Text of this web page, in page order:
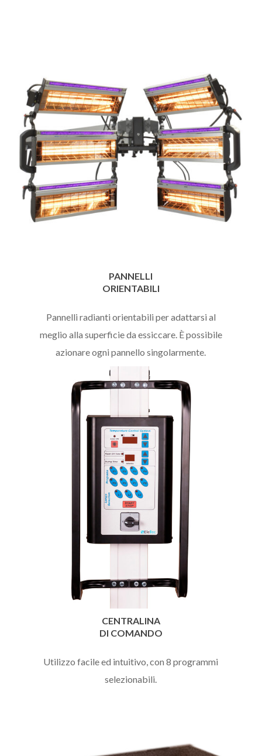
PANNELLI
ORIENTABILI
Pannelli radianti orientabili per adattarsi al
meglio alla superficie da essiccare. È possibile
azionare ogni pannello singolarmente.
CENTRALINA
DI COMANDO
Utilizzo facile ed intuitivo, con 8 programmi
selezionabili.